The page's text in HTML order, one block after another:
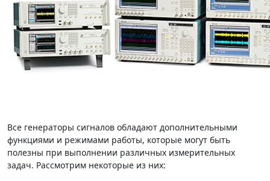
Все генераторы сигналов обладают дополнительными
функциями и режимами работы, которые могут быть
полезны при выполнении различных измерительных
задач. Рассмотрим некоторые из них: